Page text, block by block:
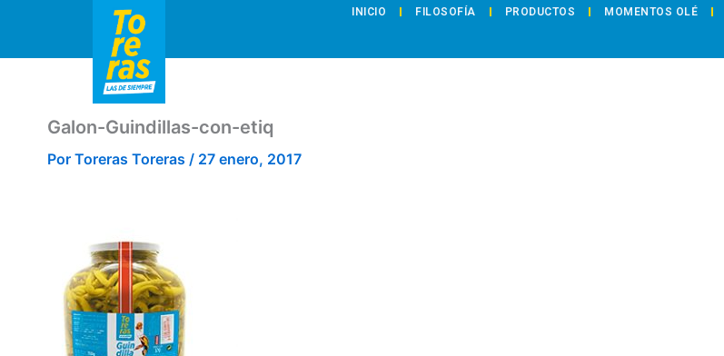
contenido
INICIO FILOSOFÍA PRODUCTOS MOMENTOS OLÉ
Galon-Guindillas-con-etiq
Por Toreras Toreras / 27 enero, 2017